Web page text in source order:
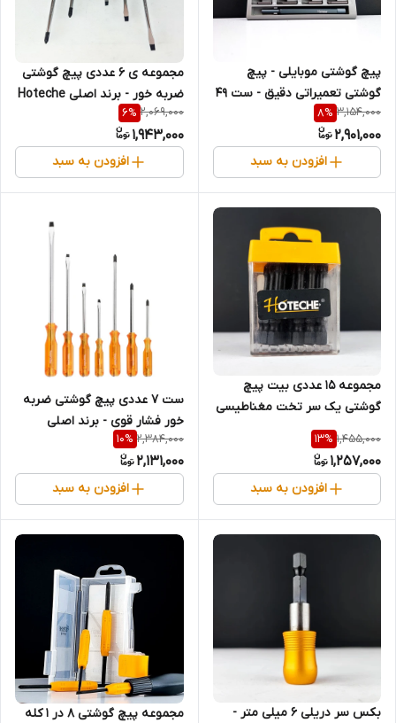
پیچ گوشتی موبایلی - پیچ
گوشتی تعمیراتی دقیق - ست 49
هوتچ (251149) (قسطی)
3,154,000
8%
2,901,000
افزودن به سبد
مجموعه ی 6 عددی پیچ گوشتی
ضربه خور - برند اصلی Hoteche
هوتچ (241108) (قسطی)
2,069,000
6%
1,943,000
افزودن به سبد
مجموعه 15 عددی بیت پیچ
گوشتی یک سر تخت مغناطیسی
1,455,000
13%
1,257,000
افزودن به سبد
ست 7 عددی پیچ گوشتی ضربه
خور فشار قوی - برند اصلی
(قسطی)
2,384,000
10%
2,131,000
افزودن به سبد
بکس سر دریلی 6 میلی متر - مجموعه پیچ گوشتی 8 در 1 کله